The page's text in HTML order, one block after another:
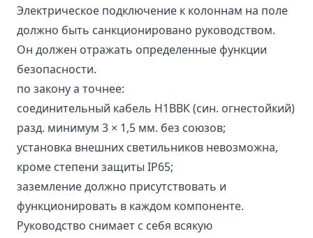
Электрическое подключение к колоннам на поле
должно быть санкционировано руководством.
Он должен отражать определенные функции
безопасности.
по закону а точнее:
соединительный кабель Н1ВВК (син. огнестойкий)
разд. минимум 3 × 1,5 мм. без союзов;
установка внешних светильников невозможна,
кроме степени защиты IP65;
заземление должно присутствовать и
функционировать в каждом компоненте.
Руководство снимает с себя всякую